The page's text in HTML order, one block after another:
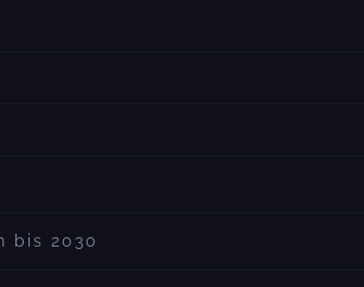
bis 2030